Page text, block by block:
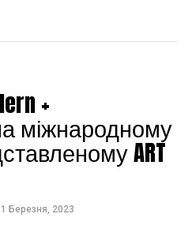
с его музыкой,
их. Дилан является самым
в мире искусства,
мир с помощью
красок.
иногда творчество Боба
аляповатым,
и импрессионизма оно
Выставку, которая
+
міжнародному
ART
Березня, 2023